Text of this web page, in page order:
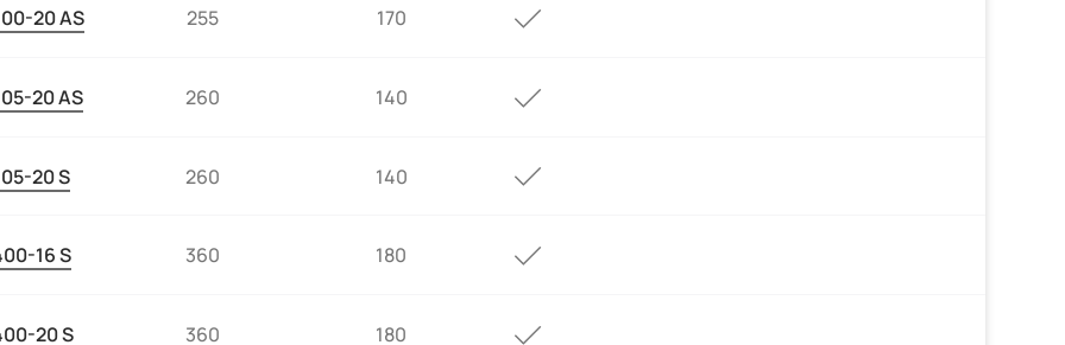
20 AS 255 170
20 AS 260 140
20 S 260 140
16 S 360 180
20 S 360 180